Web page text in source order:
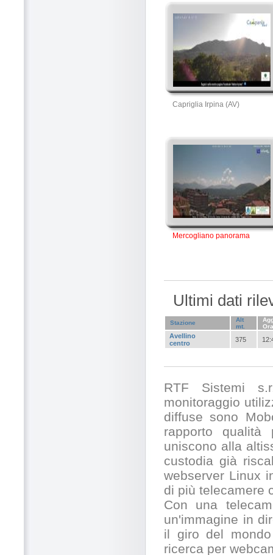
Capriglia Irpina (AV)
Mercogliano panorama
Ultimi dati
Stazione
Alt
mt.
Ora
Avellino
centro
375
RTF Sistemi
monitoraggio
diffuse sono
rapporto qualità
uniscono alla
custodia già
webserver Linux
di più telecamere
Con una
un'immagine in
il giro del
ricerca per